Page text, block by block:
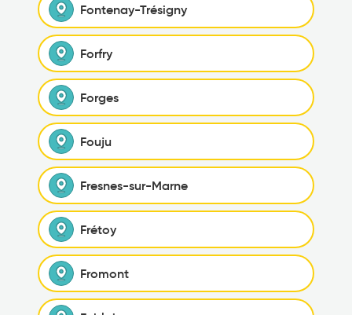
Fontenay-Trésigny
Forfry
Forges
Fouju
Fresnes-sur-Marne
Frétoy
Fromont